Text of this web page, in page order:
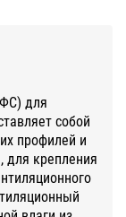
для
собой
профилей и
для крепления